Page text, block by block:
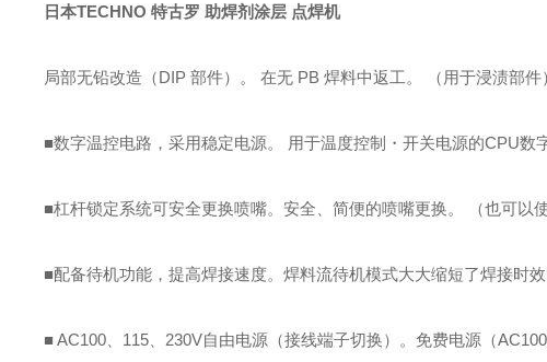
日本TECHNO 特古罗 助焊剂涂层 点焊机
局部无铅改造（DIP 部件）。 在无 PB 焊料中返工。 （用于浸渍部件
■数字温控电路，采用稳定电源。 用于温度控制・开关电源的CPU数
■杠杆锁定系统可安全更换喷嘴。 安全、简便的喷嘴更换。 （也可以
■配备待机功能，提高焊接速度。 焊料流待机模式大大缩短了焊接时
■ AC100、115、230V自由电源（接线端子切换）。 免费电源（